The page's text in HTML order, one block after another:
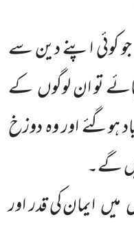
جو کوئی اپنے دین سے
تو ان لوگوںکے
ہوگئے اور وہ دوزخ
گے۔
میںایمان کی قدر اور